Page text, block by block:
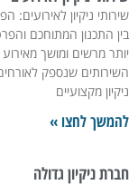
שירותי ניקיון לאירועים:
בין התכנון המתוחכם
יותר מרשים ומושך
השירותים שנספק
ניקיון מקצועיים
להמשך לחצו »
חברת ניקיון גדולה